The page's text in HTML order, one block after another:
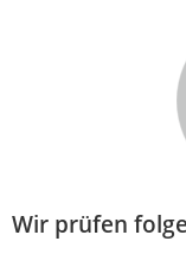
Wir prüfen